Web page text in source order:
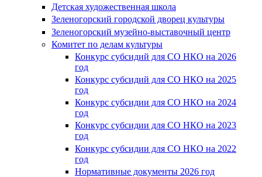
Детская художественная школа
Зеленогорский городской дворец культуры
Зеленогорский музейно-выставочный центр
Комитет по делам культуры
Конкурс субсидий для СО НКО на 2026
год
Конкурс субсидий для СО НКО на 2025
год
Конкурс субсидии для СО НКО на 2024
год
Конкурс субсидии для СО НКО на 2023
год
Конкурс субсидии для СО НКО на 2022
год
Нормативные документы 2026 год